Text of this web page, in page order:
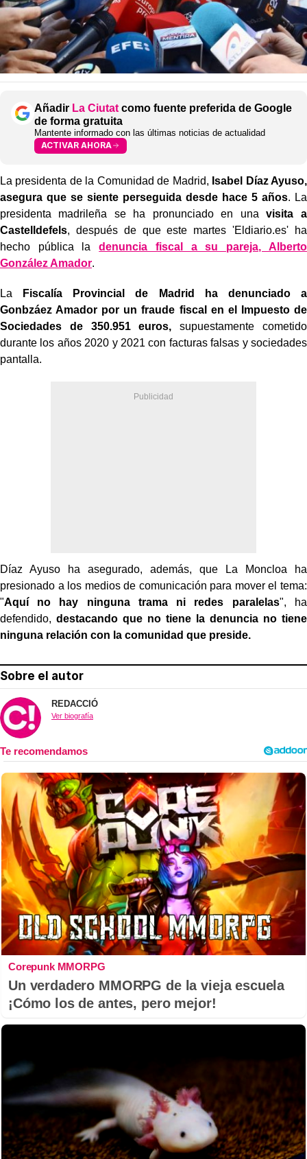
Añadir La Ciutat como fuente preferida de Google
de forma gratuita
Mantente informado con las últimas noticias de actualidad
ACTIVAR AHORA
La presidenta de la Comunidad de Madrid, Isabel Díaz Ayuso,
asegura que se siente perseguida desde hace 5 años. La
presidenta madrileña se ha pronunciado en unavisita a
Castelldefels, después de que este martes 'Eldiario.es' ha
hecho pública ladenuncia fiscal a su pareja, Alberto
González Amador.
La Fiscalía Provincial de Madrid ha denunciado a
Gonbzáez Amador por un fraude fiscal en el Impuesto de
Sociedades de 350.951 euros, supuestamente cometido
durante los años 2020 y 2021 con facturas falsas y sociedades
pantalla.
Díaz Ayuso ha asegurado, además, que La Moncloa ha
presionado a los medios de comunicación para mover el tema:
"Aquí no hay ninguna trama ni redes paralelas", ha
defendido, destacando que no tiene la denuncia no tiene
ninguna relación con la comunidad que preside.
Sobre el autor
REDACCIÓ
Ver biografía
Corepunk MMORPG
Un verdadero MMORPG de la vieja escuela
¡Cómo los de antes, pero mejor!